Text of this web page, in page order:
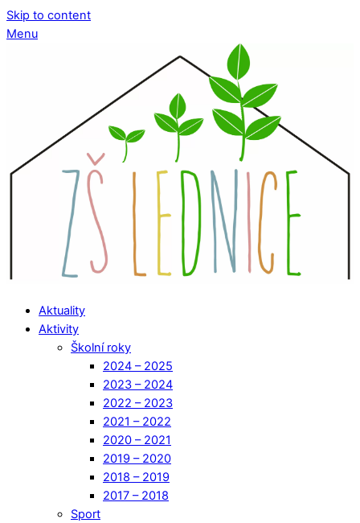
Skip to content
Menu
Aktuality
Aktivity
Školní roky
2024 – 2025
2023 – 2024
2022 – 2023
2021 – 2022
2020 – 2021
2019 – 2020
2018 – 2019
2017 – 2018
Sport